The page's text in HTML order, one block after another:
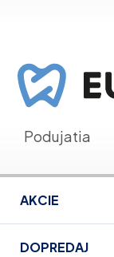
Podujatia
AKCIE
DOPREDAJ